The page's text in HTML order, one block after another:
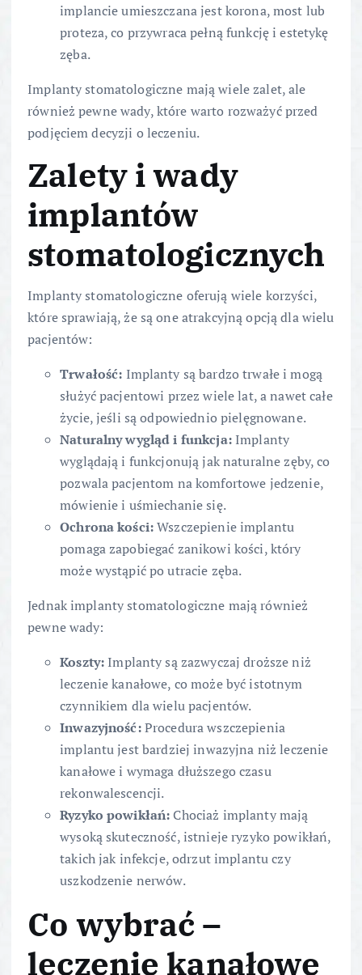
implancie umieszczana jest korona, most lub
proteza, co przywraca pełną funkcję i estetykę
zęba.
Implanty stomatologiczne mają wiele zalet, ale
również pewne wady, które warto rozważyć przed
podjęciem decyzji o leczeniu.
Zalety i wady
implantów
stomatologicznych
Implanty stomatologiczne oferują wiele korzyści,
które sprawiają, że są one atrakcyjną opcją dla wielu
pacjentów:
Trwałość: Implanty są bardzo trwałe i mogą
służyć pacjentowi przez wiele lat, a nawet całe
życie, jeśli są odpowiednio pielęgnowane.
Naturalny wygląd i funkcja:Implanty
wyglądają i funkcjonują jak naturalne zęby, co
pozwala pacjentom na komfortowe jedzenie,
mówienie i uśmiechanie się.
Ochrona kości:Wszczepienie implantu
pomaga zapobiegać zanikowi kości, który
może wystąpić po utracie zęba.
Jednak implanty stomatologiczne mają również
pewne wady:
Koszty: Implanty są zazwyczaj droższe niż
leczenie kanałowe, co może być istotnym
czynnikiem dla wielu pacjentów.
Inwazyjność:Procedura wszczepienia
implantu jest bardziej inwazyjna niż leczenie
kanałowe i wymaga dłuższego czasu
rekonwalescencji.
Ryzyko powikłań: Chociaż implanty mają
wysoką skuteczność, istnieje ryzyko powikłań,
takich jak infekcje, odrzut implantu czy
uszkodzenie nerwów.
Co wybrać –
leczenie kanałowe